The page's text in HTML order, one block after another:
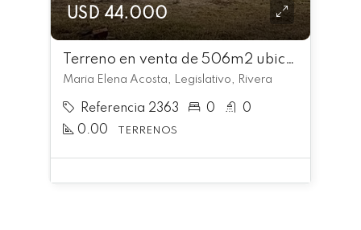
USD 44.000
Terreno en venta de 506m2 ubicado en Legislativo
Maria Elena Acosta, Legislativo, Rivera
Referencia 2363 0
0
0.00
TERRENOS